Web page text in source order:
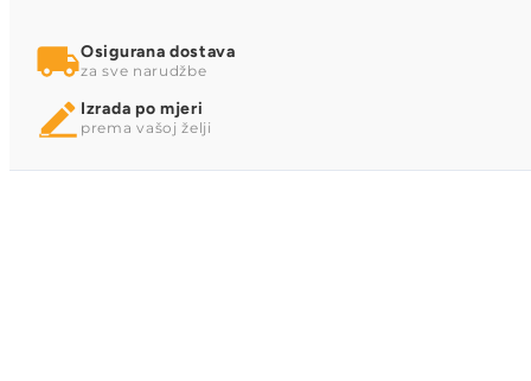
Osigurana dostava
za sve narudžbe
Izrada po mjeri
prema vašoj želji